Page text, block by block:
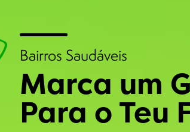
Bairros Saudáveis
Marca um
Para o Teu